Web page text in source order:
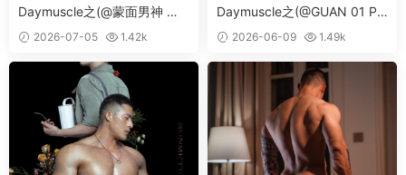
Daymuscle之(@蒙面男神 第1
96期 VOL 1-2）
2026-07-05 1.42k
Daymuscle之(@GUAN 01 PA
RT 02）
2026-06-09 1.49k